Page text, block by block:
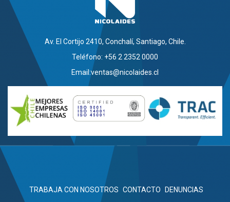
Av. El Cortijo 2410, Conchalí, Santiago, Chile.
Teléfono: +56 2 2352 0000
Email:ventas@nicolaides.cl
TRABAJA CON NOSOTROS CONTACTO DENUNCIAS